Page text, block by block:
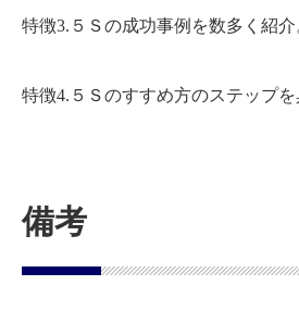
特徴3.５Ｓの成功事例を数多く紹介
特徴4.５Ｓのすすめ方のステップを
備考